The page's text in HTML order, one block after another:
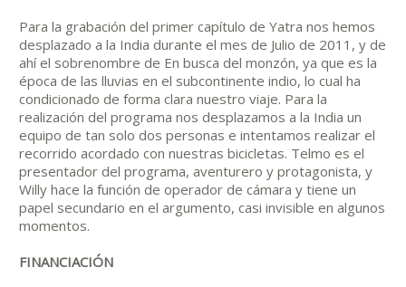
Para la grabación del primer capítulo de Yatra nos hemos
desplazado a la India durante el mes de Julio de 2011, y de
ahí el sobrenombre de En busca del monzón, ya que es la
época de las lluvias en el subcontinente indio, lo cual ha
condicionado de forma clara nuestro viaje. Para la
realización del programa nos desplazamos a la India un
equipo de tan solo dos personas e intentamos realizar el
recorrido acordado con nuestras bicicletas. Telmo es el
presentador del programa, aventurero y protagonista, y
Willy hace la función de operador de cámara y tiene un
papel secundario en el argumento, casi invisible en algunos
momentos.
FINANCIACIÓN